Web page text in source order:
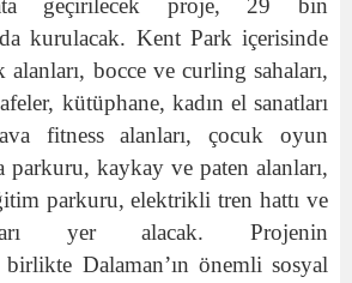
geçirilecek proje, 29 bin
kurulacak. Kent Park içerisinde
bocce ve curling sahaları,
kütüphane, kadın el sanatları
fitness alanları, çocuk oyun
parkuru, kaykay ve paten alanları,
parkuru, elektrikli tren hattı ve
yer alacak. Projenin
birlikte Dalaman’ın önemli sosyal